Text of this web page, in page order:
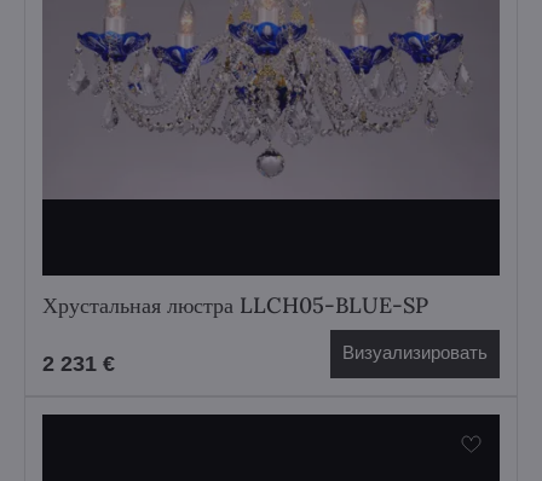
Хрустальная люстра LLCH05-BLUE-SP
2 231 € Визуализировать